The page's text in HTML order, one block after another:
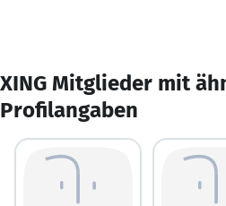
XING Mitglieder mit
Profilangaben